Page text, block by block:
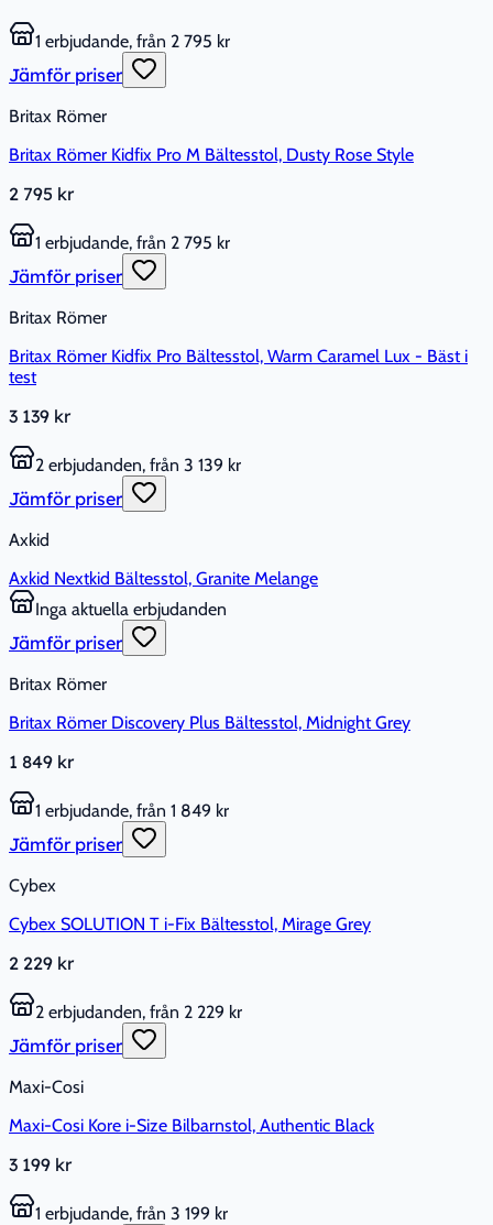
1 erbjudande, från 2 795 kr
Jämför priser
Britax Römer
Britax Römer Kidfix Pro M Bältesstol, Dusty Rose Style
2 795 kr
1 erbjudande, från 2 795 kr
Jämför priser
Britax Römer
Britax Römer Kidfix Pro Bältesstol, Warm Caramel Lux - Bäst i
test
3 139 kr
2 erbjudanden, från 3 139 kr
Jämför priser
Axkid
Axkid Nextkid Bältesstol, Granite Melange
Inga aktuella erbjudanden
Jämför priser
Britax Römer
Britax Römer Discovery Plus Bältesstol, Midnight Grey
1 849 kr
1 erbjudande, från 1 849 kr
Jämför priser
Cybex
Cybex SOLUTION T i-Fix Bältesstol, Mirage Grey
2 229 kr
2 erbjudanden, från 2 229 kr
Jämför priser
Maxi-Cosi
Maxi-Cosi Kore i-Size Bilbarnstol, Authentic Black
3 199 kr
1 erbjudande, från 3 199 kr